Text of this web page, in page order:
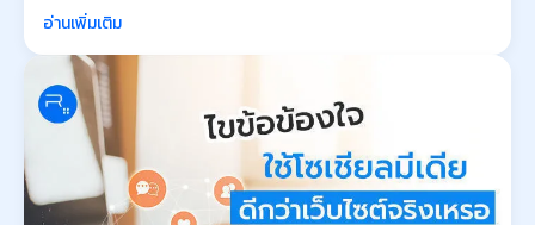
อ่านเพิ่มเติม